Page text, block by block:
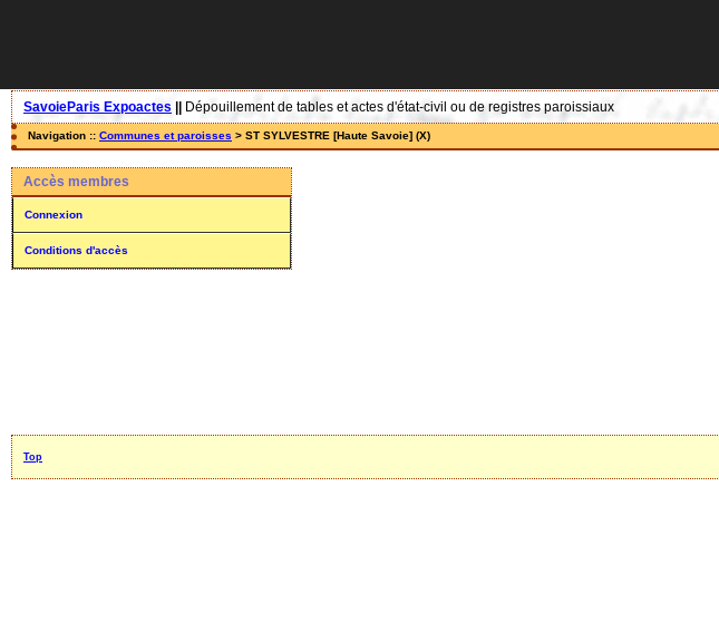
SavoieParis Expoactes Dépouillement de tables et actes d'état-civil ou de registres paroissiaux
Navigation :: Communes et paroisses > ST SYLVESTRE [Haute Savoie] (X)
Accès membres
Connexion
Conditions d'accès
Top